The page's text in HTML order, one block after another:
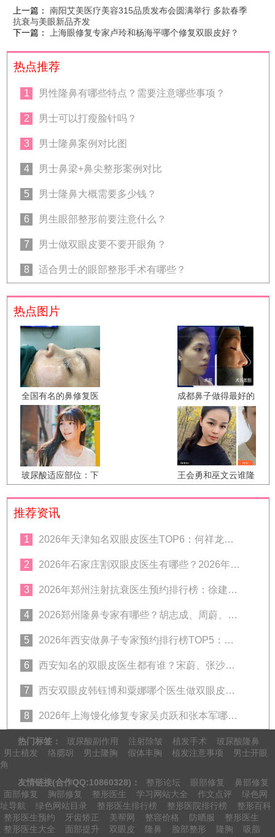
上一篇：南阳艾美医疗美容315品质发布会圆满举行 多款春季
抗衰与美眼新品齐发
下一篇：
上海眼修复专家卢玲和杨海平哪个修复双眼皮好？
热点推荐
1 男性隆鼻有哪些特点？需要注意哪些事项？
2 男士可以打瘦脸针吗？
3 男士隆鼻案例对比图
4 男士鼻梁+鼻尖整形案例对比
5 男士隆鼻大概需要多少钱？
6 男生眼部整形前要注意什么？
7 男士做双眼皮要不要开眼角？
8 适合男士的眼部整形手术有哪些？
热点图片
全国有名的鼻修复医
生都有谁？中国知名
隆鼻修复专家预约排
名
成都鼻子做得最好的
医生有哪些？成都隆
鼻医生预约排名
玻尿酸适应部位：下
子 哪些人不能注射玻
王会勇和巫文云谁隆
推荐资讯
1 2026年天津知名双眼皮医生TOP6：何祥龙、卜胜利、关迪剑、邵妍、夏红福、毕小丽:好？
2 2026年石家庄割双眼皮医生有哪些？2026年石家庄双眼皮专家预约排行榜前十名大全
3 2026年郑州注射抗衰医生预约排行榜：徐建平、张歌、赵永华、张婉霞、王妍芝、唐喜、李娟、朱怡梦哪个好？
4 2026郑州隆鼻专家有哪些？胡志成、周蔚、张海洋、王启立、张鹏、李冰谁做鼻子更好？
5 2026年西安做鼻子专家预约排行榜TOP5：曾熬、霍玉旺、房志强、蒋立、刘宝军哪个更好？
6 西安知名的双眼皮医生都有谁？宋蔚、张沙沙、韩钰博、王璇、张文军谁做双眼皮更好？
7 西安双眼皮韩钰博和粟娜哪个医生做双眼皮技术好？
8 2026年上海馒化修复专家吴贞跃和张本军哪个医生做馒化修复技术好？
热门标签： 玻尿酸副作用 注射除皱 植发手术
玻尿酸隆鼻
男士植发
络腮胡 男士隆胸 假体丰胸 植发注意事项
男士开眼
角
友情链接(合作QQ:10860328)：
整形论坛 眼部修复
鼻部修复
面部修复
胸部修复 整形医生 学习网站大全 作文点评
绿色网
址导航
绿色网站目录 整形医生排行榜 整形医院排行榜
整形百科
整形医生预约
牙齿矫正 美帮网 整容价格 防晒服
整形医生
整形医生大全
面部提升 双眼皮 隆鼻 脸部整形 隆胸
吸脂